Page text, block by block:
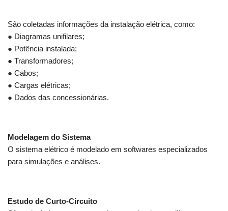
São coletadas informações da instalação elétrica, como:
● Diagramas unifilares;
● Potência instalada;
● Transformadores;
● Cabos;
● Cargas elétricas;
● Dados das concessionárias.
Modelagem do Sistema
O sistema elétrico é modelado em softwares especializados
para simulações e análises.
Estudo de Curto-Circuito